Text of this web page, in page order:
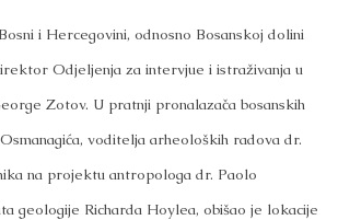
i Hercegovini, odnosno Bosanskoj dolini
Odjeljenja za intervjue i istraživanja u
Zotov. U pratnji pronalazača bosanskih
voditelja arheoloških radova dr.
na projektu antropologa dr. Paolo
geologije Richarda Hoylea, obišao je lokacije